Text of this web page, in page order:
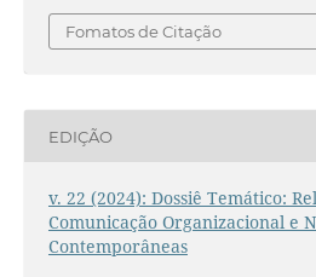
Fomatos de Citação
EDIÇÃO
v. 22 (2024): Dossiê Temático:
Comunicação Organizacional e
Contemporâneas